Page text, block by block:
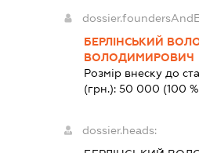
БЕРЛІНСЬКИЙ
ВОЛОДИМИРОВИЧ
Розмір внеску до
(грн.): 50 000 (100
dossier.heads: